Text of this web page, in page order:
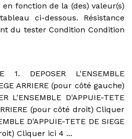
fonction de la (des) valeur(s)
ci-dessous. Résistance
du tester Condition Condition
1. DEPOSER L'ENSEMBLE
ARRIERE (pour côté gauche)
L'ENSEMBLE D'APPUIE-TETE
(pour côté droit) Cliquer
D'APPUIE-TETE DE SIEGE
Cliquer ici 4 ...